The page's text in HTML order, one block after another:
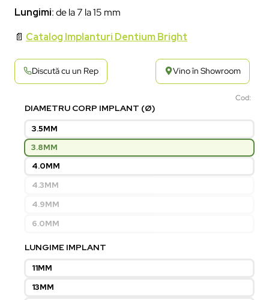
Lungimi: de la 7 la 15 mm
📄 Catalog Implanturi Dentium Bright
Discută cu un Rep Vino în Showroom
Cod:
DIAMETRU CORP IMPLANT (Ø)
3.5MM
3.8MM
4.0MM
4.3MM
4.9MM
6.0MM
LUNGIME IMPLANT
11MM
13MM